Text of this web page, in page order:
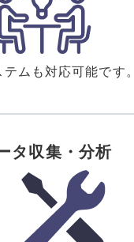
ムも対応可能です。
タ収集・分析